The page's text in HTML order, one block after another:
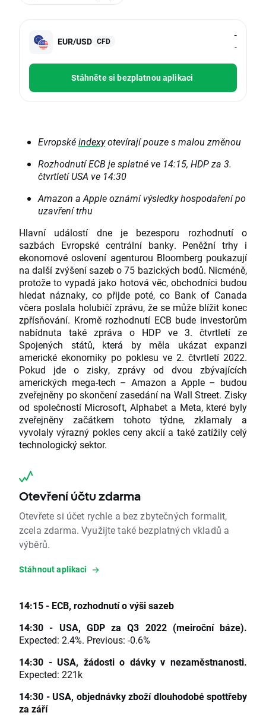
EUR/USD CFD
-
-
Stáhněte si bezplatnou aplikaci
Evropskéindexyotevírají pouze s malou změnou
Rozhodnutí ECB je splatné ve 14:15, HDP za 3.
čtvrtletí USA ve 14:30
Amazon a Apple oznámí výsledky hospodaření po
uzavření trhu
Hlavní událostí dne je bezesporu rozhodnutí o
sazbách Evropské centrální banky. Peněžní trhy i
ekonomové oslovení agenturou Bloomberg poukazují
na další zvýšení sazeb o 75 bazických bodů. Nicméně,
protože to vypadá jako hotová věc, obchodníci budou
hledat náznaky, co přijde poté, co Bank of Canada
včera poslala holubičí zprávu, že se může blížit konec
zpřísňování. Kromě rozhodnutí ECB bude investorům
nabídnuta také zpráva o HDP ve 3. čtvrtletí ze
Spojených států, která by měla ukázat expanzi
americké ekonomiky po poklesu ve 2. čtvrtletí 2022.
Pokud jde o zisky, zprávy od dvou zbývajících
amerických mega-tech – Amazon a Apple – budou
zveřejněny po skončení zasedání na Wall Street. Zisky
od společností Microsoft, Alphabet a Meta, které byly
zveřejněny začátkem tohoto týdne, zklamaly a
vyvolaly výrazný pokles ceny akcií a také zatížily celý
technologický sektor.
Otevření účtu zdarma
Otevřete si účet rychle a bez zbytečných formalit,
zcela zdarma. Využijte také bezplatných vkladů a
výběrů.
Stáhnout aplikaci
14:15 - ECB, rozhodnutí o výši sazeb
14:30 - USA, GDP za Q3 2022 (meiroční báze).
Expected: 2.4%. Previous: -0.6%
14:30 - USA, žádosti o dávky v nezaměstnanosti.
Expected: 221k
14:30 - USA, objednávky zboží dlouhodobé spottřeby
za září